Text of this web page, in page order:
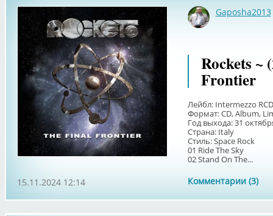
Gaposha2013
Rockets ~
Frontier
Лейбл: Intermezzo
Формат: CD, Album,
Год выхода: 31
Страна: Italy
Стиль: Space Rock
01 Ride The Sky
02 Stand On The...
Комментарии (3)
15.11.2024 12:14